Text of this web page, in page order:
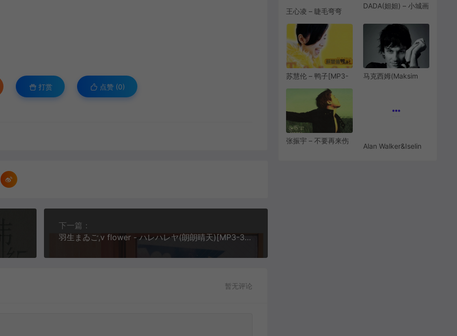
打赏 点赞 (0)
下一篇：
羽生まゐご,v flower - ハレハレヤ(朗朗晴天)[MP3-320K][8.08M]
暂无评论
[MP3/FLAC][320K]
[9.4M/28.5M]
DADA(妲妲) – 小城画
320K/FLAC/HIRES]
[6.10M/17.8M/31.9M]
苏慧伦 – 鸭子[MP3-
320K/FLAC]
[7.78M/22.6M]
马克西姆(Maksim
Mrvica) – 出埃及记
[7.41M/19.7M]
张振宇 – 不要再来伤
害我[MP3-
Solheim – Sing Me